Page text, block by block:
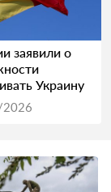
заявили о
Украину